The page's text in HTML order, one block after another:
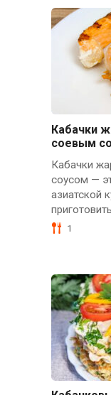
Кабачки
соевым
Кабачки
соусом —
азиатской
приготовить
1